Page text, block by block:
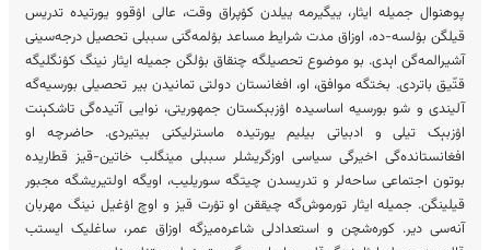
پوهنوال جمیله ایثار، ییگیرمه ییلدن کۉپراق وقت، عالی اۉقوو یورتیدە تدریس
قیلگن بۉلسە-دە، اوزاق مدت شرایط مساعد بۉلمه‌گنی سببلی تحصیل درجه‌سینی
آشیرالمەگن اېدی. بو موضوع تحصیلگه چنقاق بۉلگن جمیله ایثار نینگ کۉنگلی‎گە
قتّیق باتردی. بخت‎گە موافق، او، افغانستان دولتی تمانیدن بیر تحصیلی بورسیە‎گە
آلیندی و شو بورسیه اساسیده اۉزبېکستان جمهوریتی، نوایی آتیده‌گی تاشکېنت
اۉزبېک تیلی و ادبیاتی بیلیم یورتیده ماسترلیکنی بیتیردی. حاضرچه او
افغانستانده‌گی اخیرگی سیاسی اوزگریشلر سببلی مینگلب خاتین-قیز قطاریده
بوتون اجتماعی ساحه‌لر و تدریسدن چیتگه سوریلیب، اویگه اولتیریشگه مجبور
قیلینگن. جمیلە ایثار تورموش‌‎گه چیققن او تۉرت قیز و اوچ اۉغیل نینگ مهربان
آنه‌سی دیر. کوره‌شچن و استعدادلی شاعره‌میزگه اوزاق عمر، ساغلیک ایستب